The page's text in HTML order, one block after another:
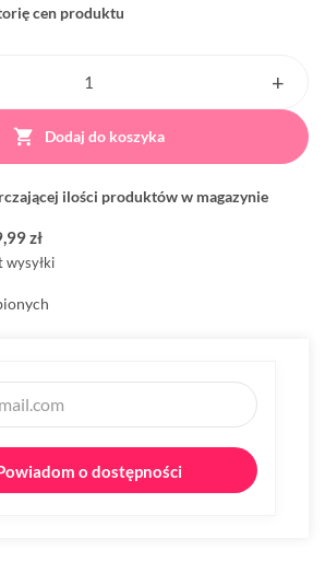
cen produktu
 Dodaj do koszyka
ilości produktów w magazynie
zł
wysyłki
o dostępności